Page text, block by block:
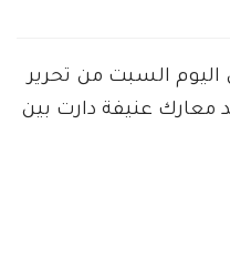
اليوم السبت من تحرير
معارك عنيفة دارت بين